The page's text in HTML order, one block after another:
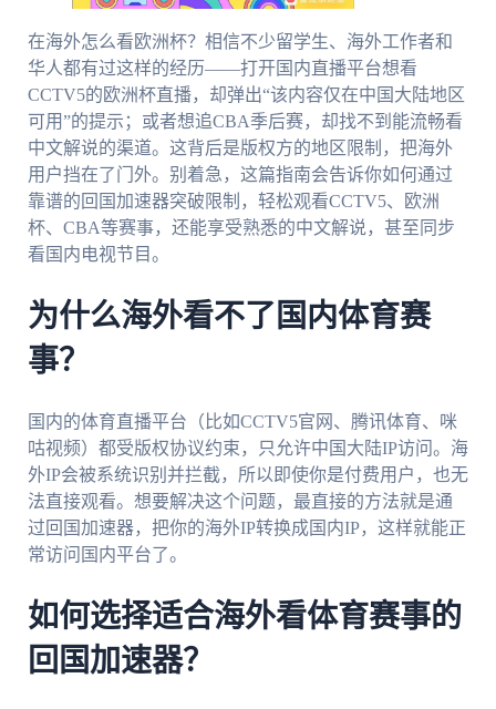
在海外怎么看欧洲杯？相信不少留学生、海外工作者和
华人都有过这样的经历——打开国内直播平台想看
CCTV5的欧洲杯直播，却弹出“该内容仅在中国大陆地区
可用”的提示；或者想追CBA季后赛，却找不到能流畅看
中文解说的渠道。这背后是版权方的地区限制，把海外
用户挡在了门外。别着急，这篇指南会告诉你如何通过
靠谱的回国加速器突破限制，轻松观看CCTV5、欧洲
杯、CBA等赛事，还能享受熟悉的中文解说，甚至同步
看国内电视节目。
为什么海外看不了国内体育赛
事？
国内的体育直播平台（比如CCTV5官网、腾讯体育、咪
咕视频）都受版权协议约束，只允许中国大陆IP访问。海
外IP会被系统识别并拦截，所以即使你是付费用户，也无
法直接观看。想要解决这个问题，最直接的方法就是通
过回国加速器，把你的海外IP转换成国内IP，这样就能正
常访问国内平台了。
如何选择适合海外看体育赛事的
回国加速器？